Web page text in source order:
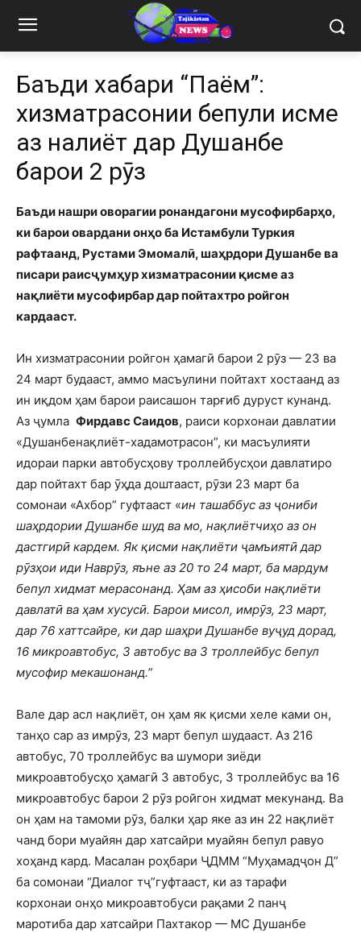
Баъди хабари “Паём”:
хизматрасонии бепули қисме
аз нақлиёт дар Душанбе
барои 2 рӯз
Баъди нашри оворагии ронандагони мусофирбарҳо,
ки барои овардани онҳо ба Истамбули Туркия
рафтаанд, Рустами Эмомалӣ, шаҳрдори Душанбе ва
писари раисҷумҳур хизматрасонии қисме аз
нақлиёти мусофирбар дар пойтахтро ройгон
кардааст.
Ин хизматрасонии ройгон ҳамагӣ барои 2 рӯз — 23 ва
24 март будааст, аммо масъулини пойтахт хостаанд аз
ин иқдом ҳам барои раисашон тарғиб дуруст кунанд.
Аз ҷумла Фирдавс Саидов, раиси корхонаи давлатии
«Душанбенақлиёт-хадамотрасон”, ки масъулияти
идораи парки автобусҳову троллейбусҳои давлатиро
дар пойтахт бар ӯҳда доштааст, рӯзи 23 март ба
сомонаи «Ахбор” гуфтааст «ин ташаббус аз ҷониби
шаҳрдории Душанбе шуд ва мо, нақлиётчиҳо аз он
дастгирӣ кардем. Як қисми нақлиёти ҷамъиятӣ дар
рӯзҳои иди Наврӯз, яъне аз 20 то 24 март, ба мардум
бепул хидмат мерасонанд. Ҳам аз ҳисоби нақлиёти
давлатӣ ва ҳам хусусӣ. Барои мисол, имрӯз, 23 март,
дар 76 хаттсайре, ки дар шаҳри Душанбе вуҷуд дорад,
16 микроавтобус, 3 автобус ва 3 троллейбус бепул
мусофир мекашонанд.”
Вале дар асл нақлиёт, он ҳам як қисми хеле ками он,
танҳо сар аз имрӯз, 23 март бепул шудааст. Аз 216
автобус, 70 троллейбус ва шумори зиёди
микроавтобусҳо ҳамагӣ 3 автобус, 3 троллейбус ва 16
микроавтобус барои 2 рӯз ройгон хидмат мекунанд. Ва
он ҳам на тамоми рӯз, балки ҳар яке аз ин 22 нақлиёт
чанд бори муайян дар хатсайри муайян бепул равуо
хоҳанд кард. Масалан роҳбари ҶДММ “Муҳамадҷон Д”
ба сомонаи “Диалог тҷ”гуфтааст, ки аз тарафи
корхонаи онҳо микроавтобуси рақами 2 панҷ
маротиба дар хатсайри Пахтакор — МС Душанбе